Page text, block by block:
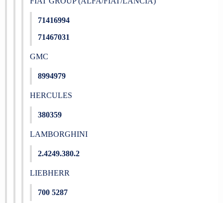
71416994
71467031
GMC
8994979
HERCULES
380359
LAMBORGHINI
2.4249.380.2
LIEBHERR
700 5287